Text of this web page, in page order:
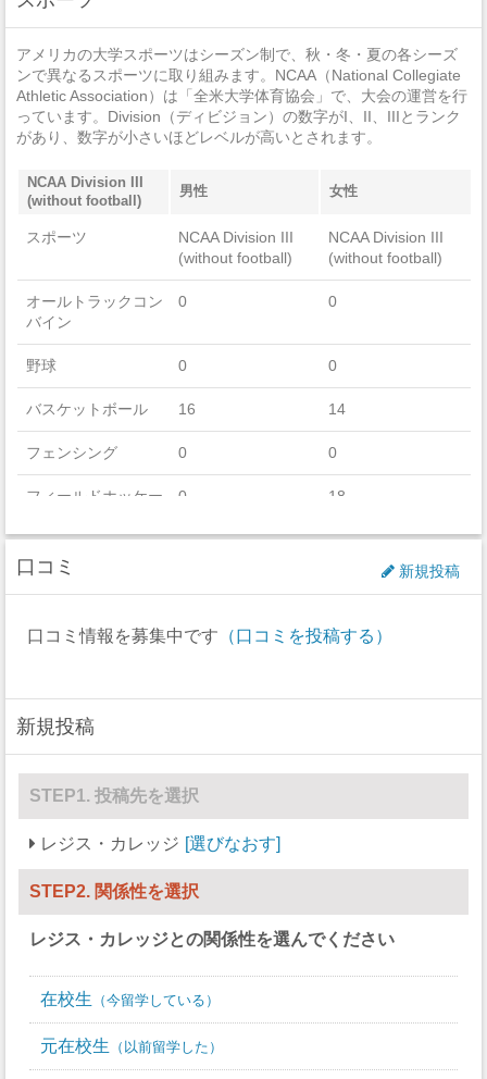
自動車盗難 0
放火 0
アメリカの大学スポーツはシーズン制で、秋・冬・夏の各シーズ
ンで異なるスポーツに取り組みます。NCAA（National Collegiate
Athletic Association）は「全米大学体育協会」で、大会の運営を行
っています。Division（ディビジョン）の数字がI、II、IIIとランク
があり、数字が小さいほどレベルが高いとされます。
NCAA Division III
(without football)
男性 女性
スポーツ
NCAA Division III
(without football)
NCAA Division III
(without football)
オールトラックコン
バイン
0 0
野球 0 0
バスケットボール 16 14
フェンシング 0 0
フィールドホッケー 0 18
フットボール 0 0
アイスホッケー 0 0
ボート
セーリング 0 0
スキー 0
サッカー 27
ソフトボール 0
スカッシュ 0 0
競泳/飛び込み 0 0
テニス 8 10
口コミ 新規投稿
口コミ情報を募集中です （口コミを投稿する）
新規投稿
STEP1. 投稿先を選択
レジス・カレッジ 選びなおす
STEP2. 関係性を選択
レジス・カレッジとの関係性を選んでください
在校生 今留学している
元在校生 以前留学した